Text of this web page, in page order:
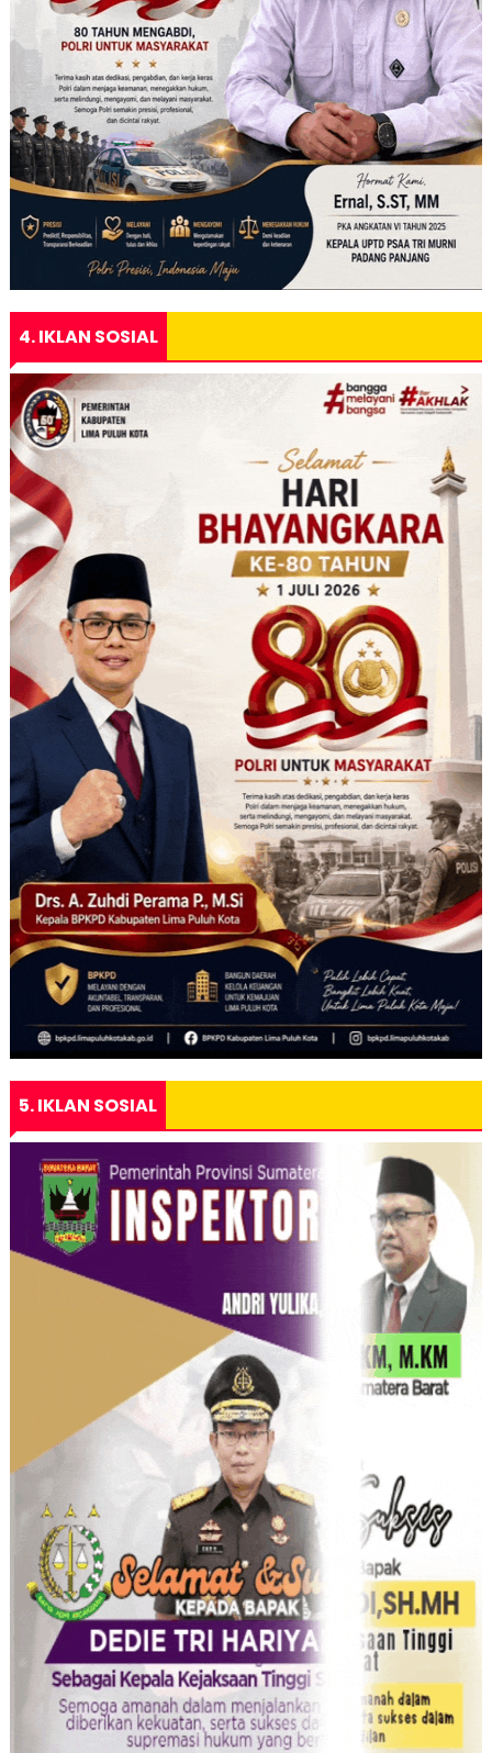
4. IKLAN SOSIAL
5. IKLAN SOSIAL